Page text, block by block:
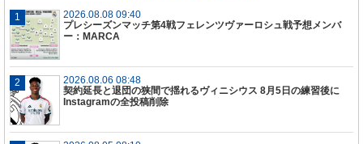
2026.08.08 09:40
プレシーズンマッチ第4戦フェレンツヴァーロシュ戦予想メンバ
ー：MARCA
2026.08.06 08:48
契約延長と退団の狭間で揺れるヴィニシウス 8月5日の練習後に
Instagramの全投稿削除